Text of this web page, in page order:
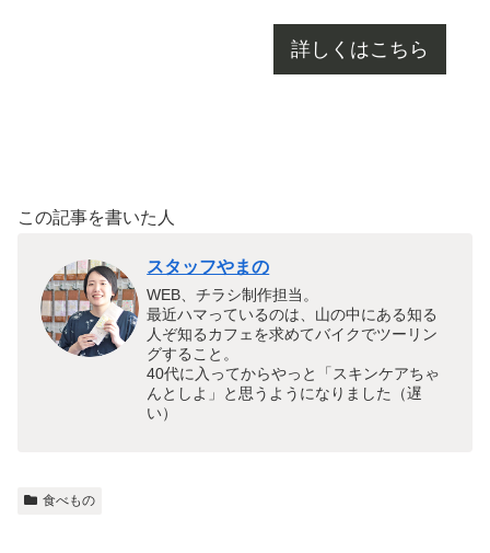
詳しくはこちら
この記事を書いた人
スタッフやまの
WEB、チラシ制作担当。
最近ハマっているのは、山の中にある知る
人ぞ知るカフェを求めてバイクでツーリン
グすること。
40代に入ってからやっと「スキンケアちゃ
んとしよ」と思うようになりました（遅
い）
食べもの